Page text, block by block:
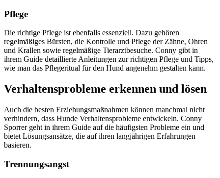
Pflege
Die richtige Pflege ist ebenfalls essenziell. Dazu gehören
regelmäßiges Bürsten, die Kontrolle und Pflege der Zähne, Ohren
und Krallen sowie regelmäßige Tierarztbesuche. Conny gibt in
ihrem Guide detaillierte Anleitungen zur richtigen Pflege und Tipps,
wie man das Pflegeritual für den Hund angenehm gestalten kann.
Verhaltensprobleme erkennen und lösen
Auch die besten Erziehungsmaßnahmen können manchmal nicht
verhindern, dass Hunde Verhaltensprobleme entwickeln. Conny
Sporrer geht in ihrem Guide auf die häufigsten Probleme ein und
bietet Lösungsansätze, die auf ihren langjährigen Erfahrungen
basieren.
Trennungsangst